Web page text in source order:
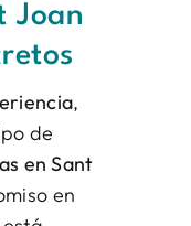
Joan
,
de
en Sant
en